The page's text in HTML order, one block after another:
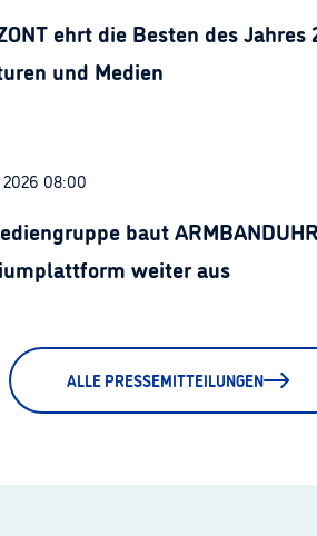
ehrt die Besten des
und Medien
08:00
baut
weiter aus
ALLE PRESSEMITTEILUNGEN